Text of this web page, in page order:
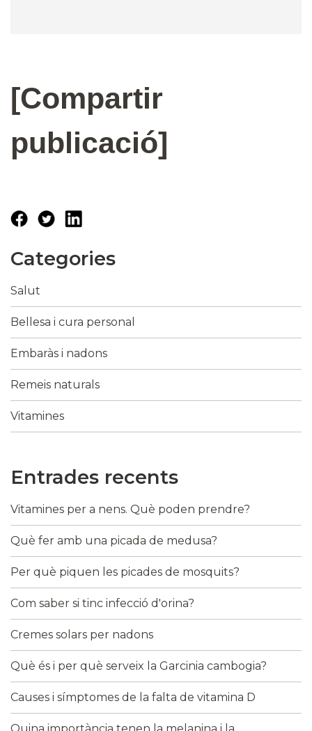
[Compartir
publicació]
Categories
Salut
Bellesa i cura personal
Embaràs i nadons
Remeis naturals
Vitamines
Entrades recents
Vitamines per a nens. Què poden prendre?
Què fer amb una picada de medusa?
Per què piquen les picades de mosquits?
Com saber si tinc infecció d'orina?
Cremes solars per nadons
Què és i per què serveix la Garcinia cambogia?
Causes i símptomes de la falta de vitamina D